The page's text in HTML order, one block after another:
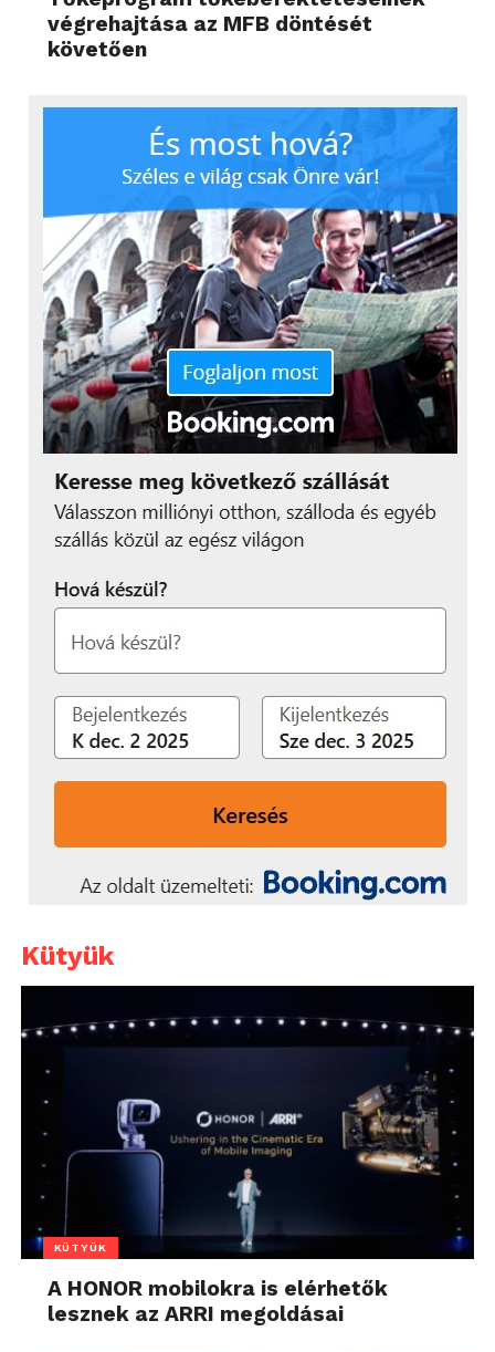
végrehajtása az MFB döntését
követően
Kütyük
KÜTYÜK
A HONOR mobilokra is elérhetők
lesznek az ARRI megoldásai